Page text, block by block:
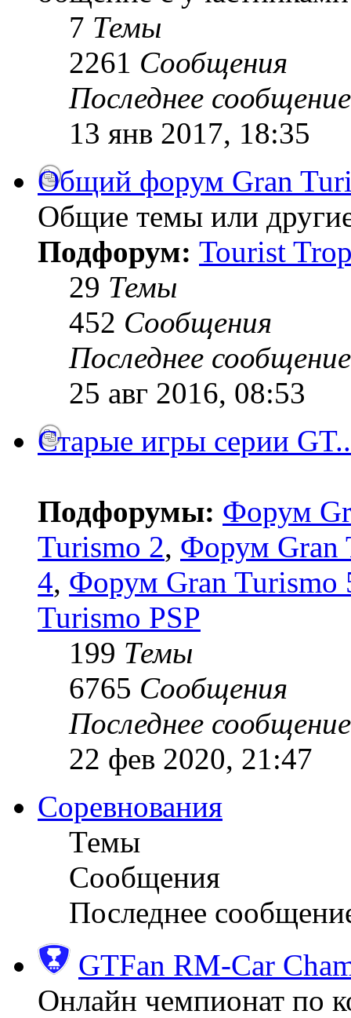
7 Темы
2261 Сообщения
Последнее сообщение
13 янв 2017, 18:35
Общий форум Gran
Общие темы или
Подфорум: Tourist
29 Темы
452 Сообщения
Последнее сообщение
25 авг 2016, 08:53
Старые игры серии
Подфорумы: Форум
Turismo 2, Форум Gran
4, Форум Gran Turismo
Turismo PSP
199 Темы
6765 Сообщения
Последнее сообщение
22 фев 2020, 21:47
Соревнования
Темы
Сообщения
Последнее
GTFan RM-Car
Онлайн чемпионат по